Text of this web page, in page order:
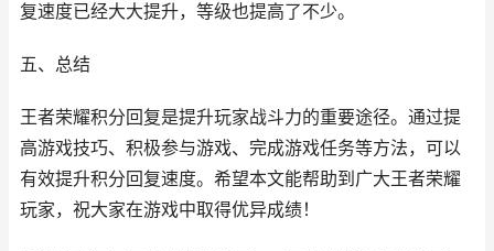
复速度已经大大提升，等级也提高了不少。
五、总结
王者荣耀积分回复是提升玩家战斗力的重要途径。通过提
高游戏技巧、积极参与游戏、完成游戏任务等方法，可以
有效提升积分回复速度。希望本文能帮助到广大王者荣耀
玩家，祝大家在游戏中取得优异成绩！